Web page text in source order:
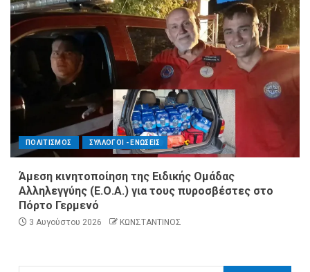
ΠΟΛΙΤΙΣΜΟΣ ΣΥΛΛΟΓΟΙ - ΕΝΩΣΕΙΣ
Άμεση κινητοποίηση της Ειδικής Ομάδας
Αλληλεγγύης (Ε.Ο.Α.) για τους πυροσβέστες στο
Πόρτο Γερμενό
3 Αυγούστου 2026 ΚΩΝΣΤΑΝΤΙΝΟΣ